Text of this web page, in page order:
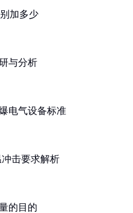
加多少
与分析
电气设备标准
击要求解析
的目的